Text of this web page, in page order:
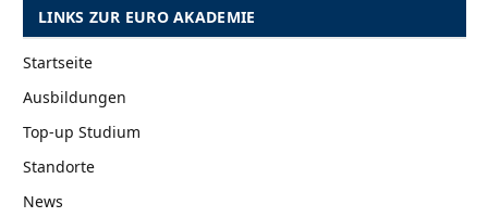
LINKS ZUR EURO AKADEMIE
Startseite
Ausbildungen
Top-up Studium
Standorte
News